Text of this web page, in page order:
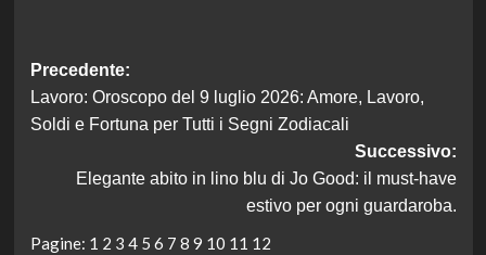
Navigazione
articolo
Precedente:
Lavoro: Oroscopo del 9 luglio 2026: Amore, Lavoro,
Soldi e Fortuna per Tutti i Segni Zodiacali
Successivo:
Elegante abito in lino blu di Jo Good: il must-have
estivo per ogni guardaroba.
Pagine: 1 2 3 4 5 6 7 8 9 10 11 12